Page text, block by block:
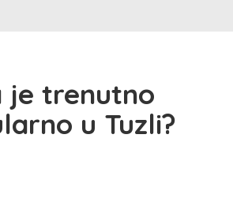
je trenutno
u Tuzli?